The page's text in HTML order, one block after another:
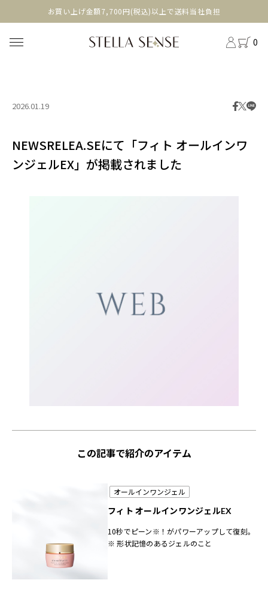
お買い上げ金額7,700円(税込)以上で送料当社負担
0
2026.01.19
NEWSRELEA.SEにて「フィト オールインワ
ンジェルEX」が掲載されました
この記事で紹介のアイテム
オールインワンジェル
フィト オールインワンジェルEX
10秒でピーン※！がパワーアップして復刻。
※ 形状記憶のあるジェルのこと